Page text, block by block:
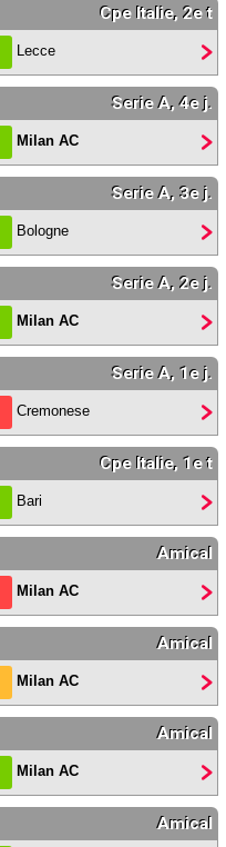
Cpe Italie, 2e t
Lecce
Serie A, 4e j.
Milan AC
Serie A, 3e j.
Bologne
Serie A, 2e j.
Milan AC
Serie A, 1e j.
Cremonese
Cpe Italie, 1e t
Bari
Amical
Milan AC
Amical
Milan AC
Amical
Milan AC
Amical